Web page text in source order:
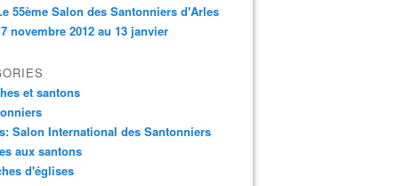
55ème Salon des Santonniers d'Arles
novembre 2012 au 13 janvier
et santons
Salon International des Santonniers
aux santons
d'églises